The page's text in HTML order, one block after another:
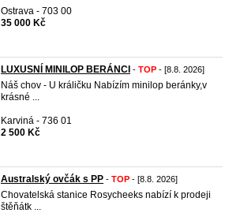
Ostrava - 703 00
35 000 Kč
LUXUSNÍ MINILOP BERÁNCI - TOP - [8.8. 2026]
Náš chov - U králičku Nabízím minilop beránky,v
krásné ...
Karviná - 736 01
2 500 Kč
Australský ovčák s PP - TOP - [8.8. 2026]
Chovatelská stanice Rosycheeks nabízí k prodeji
štěňátk ...